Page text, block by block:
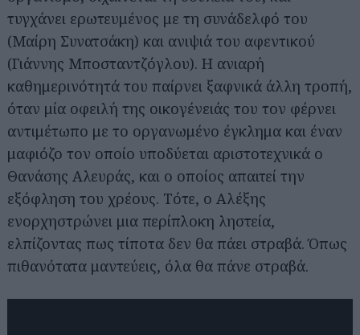
τυγχάνει ερωτευμένος με τη συνάδελφό του
(Μαίρη Συνατσάκη) και ανιψιά του αφεντικού
(Γιάννης Μποσταντζόγλου). Η ανιαρή
καθημερινότητά του παίρνει ξαφνικά άλλη τροπή,
όταν μία οφειλή της οικογένειάς του τον φέρνει
αντιμέτωπο με το οργανωμένο έγκλημα και έναν
μαφιόζο τον οποίο υποδύεται αριστοτεχνικά ο
Θανάσης Αλευράς, και ο οποίος απαιτεί την
εξόφληση του χρέους. Τότε, ο Αλέξης
ενορχηστρώνει μια περίπλοκη ληστεία,
ελπίζοντας πως τίποτα δεν θα πάει στραβά. Όπως
πιθανότατα μαντεύεις, όλα θα πάνε στραβά.